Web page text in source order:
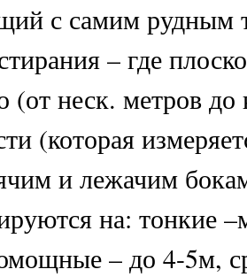
с самим рудным
– где
(от неск. метров
(которая
и лежачим
на: тонкие
– до 4-5м,